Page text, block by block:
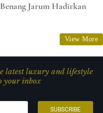
Jarum Hadirkan
View More
latest luxury and lifestyle
your inbox